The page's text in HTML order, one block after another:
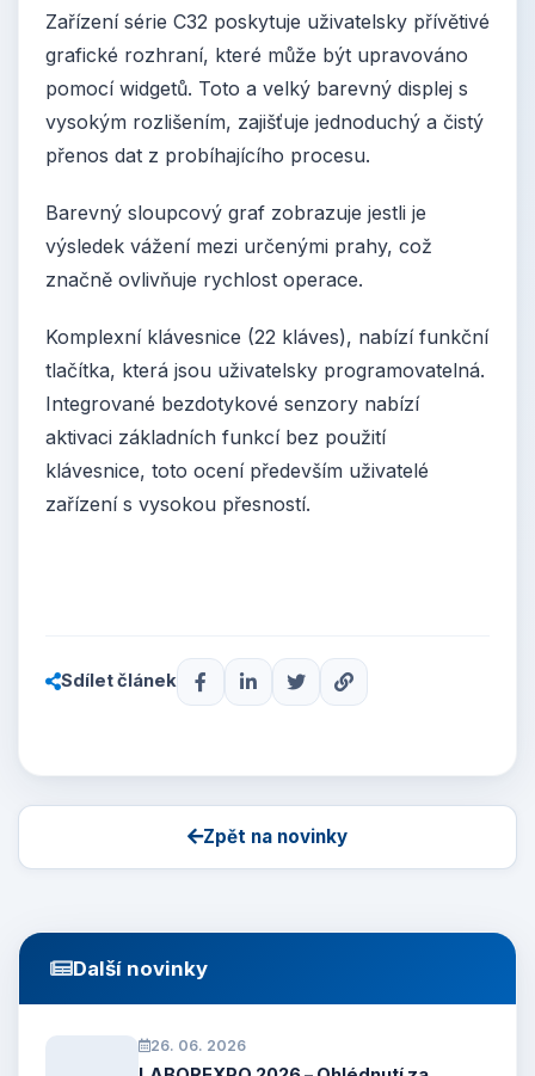
Zařízení série C32 poskytuje uživatelsky přívětivé
grafické rozhraní, které může být upravováno
pomocí widgetů. Toto a velký barevný displej s
vysokým rozlišením, zajišťuje jednoduchý a čistý
přenos dat z probíhajícího procesu.
Barevný sloupcový graf zobrazuje jestli je
výsledek vážení mezi určenými prahy, což
značně ovlivňuje rychlost operace.
Komplexní klávesnice (22 kláves), nabízí funkční
tlačítka, která jsou uživatelsky programovatelná.
Integrované bezdotykové senzory nabízí
aktivaci základních funkcí bez použití
klávesnice, toto ocení především uživatelé
zařízení s vysokou přesností.
Sdílet článek
Zpět na novinky
Další novinky
26. 06. 2026